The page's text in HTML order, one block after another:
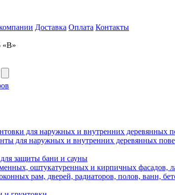
Доставка Оплата Контакты
«В»
для наружных и внутренних деревянных
для наружных и внутренних деревянных
защиты бани и сауны
оштукатуренных и кирпичных фасадов,
рам, дверей, радиаторов, полов,